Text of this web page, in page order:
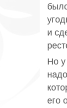
и
Но
его